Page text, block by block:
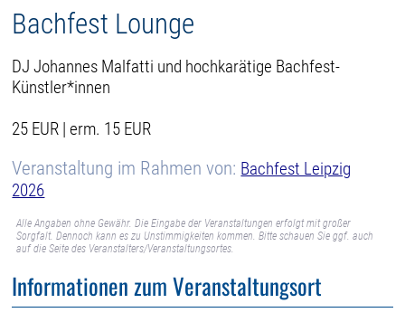
Bachfest Lounge
DJ Johannes Malfatti und hochkarätige Bachfest-
Künstler*innen
25 EUR | erm. 15 EUR
Veranstaltung im Rahmen von: Bachfest Leipzig
2026
Alle Angaben ohne Gewähr. Die Eingabe der Veranstaltungen erfolgt mit großer
Sorgfalt. Dennoch kann es zu Unstimmigkeiten kommen. Bitte schauen Sie ggf. auch
auf die Seite des Veranstalters/Veranstaltungsortes.
Informationen zum Veranstaltungsort